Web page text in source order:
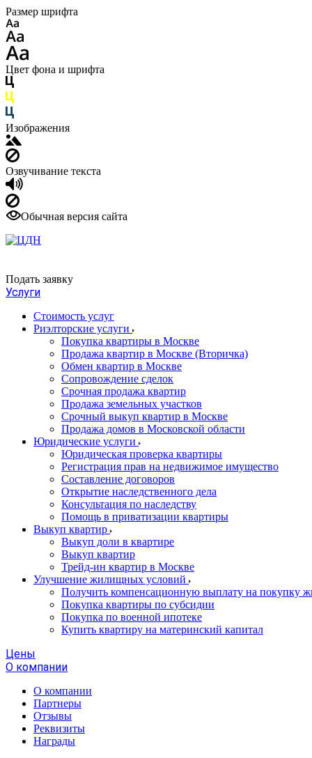
Размер шрифта
Цвет фона и шрифта
Изображения
Озвучивание текста
Обычная версия сайта
Подать заявку
Услуги
Стоимость услуг
Риэлторские услуги
Покупка квартиры в Москве
Продажа квартир в Москве (Вторичка)
Обмен квартир в Москве
Сопровождение сделок
Срочная продажа квартир
Продажа земельных участков
Срочный выкуп квартир в Москве
Продажа домов в Московской области
Юридические услуги
Юридическая проверка квартиры
Регистрация прав на недвижимое имущество
Составление договоров
Открытие наследственного дела
Консультация по наследству
Помощь в приватизации квартиры
Выкуп квартир
Выкуп доли в квартире
Выкуп квартир
Трейд-ин квартир в Москве
Улучшение жилищных условий
Получить компенсационную выплату на покупку
Покупка квартиры по субсидии
Покупка по военной ипотеке
Купить квартиру на материнский капитал
Цены
О компании
О компании
Партнеры
Отзывы
Реквизиты
Награды